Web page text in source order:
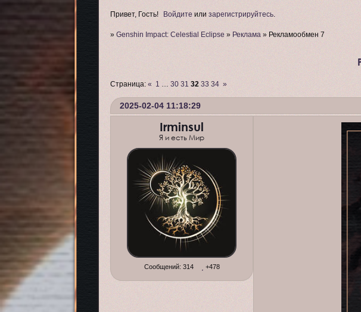
Привет, Гость! Войдите или зарегистрируйтесь.
» Genshin Impact: Celestial Eclipse » Реклама » Рекламообмен 7
Страница: « 1 … 30 31 32 33 34 »
2025-02-04 11:18:29
Irminsul
Я и есть Мир
Сообщений: 314 +478